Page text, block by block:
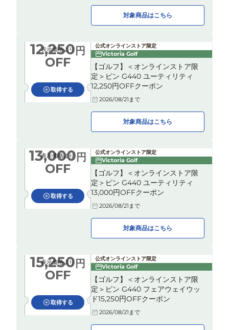
対象商品はこちら
表示価格より
12,250 円
OFF
取得する
公式オンラインストア限定
Victoria Golf
【ゴルフ】＜オンラインストア限
定＞ピン G440 ユーティリティ
12,250円OFFクーポン
2026/08/21 まで
対象商品はこちら
表示価格より
13,000 円
OFF
取得する
公式オンラインストア限定
Victoria Golf
【ゴルフ】＜オンラインストア限
定＞ピン G440 ユーティリティ
13,000円OFFクーポン
2026/08/21 まで
対象商品はこちら
表示価格より
15,250 円
OFF
取得する
公式オンラインストア限定
Victoria Golf
【ゴルフ】＜オンラインストア限
定＞ピン G440 フェアウェイウッ
ド15,250円OFFクーポン
2026/08/21 まで